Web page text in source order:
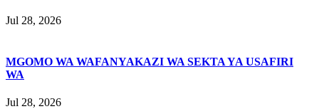
Jul 28, 2026
MGOMO WA WAFANYAKAZI WA SEKTA YA USAFIRI
WA
Jul 28, 2026